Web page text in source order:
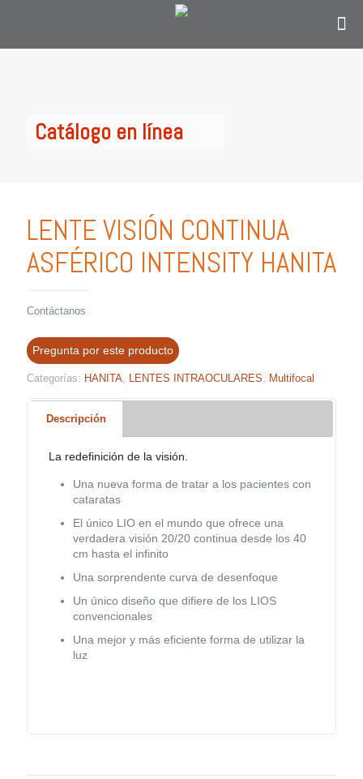
Catálogo en línea
LENTE VISIÓN CONTINUA
ASFÉRICO INTENSITY HANITA
Contáctanos
Pregunta por este producto
Categorías: HANITA LENTES INTRAOCULARES Multifocal
Descripción
La redefinición de la visión.
Una nueva forma de tratar a los pacientes con
cataratas
El único LIO en el mundo que ofrece una
verdadera visión 20/20 continua desde los 40
cm hasta el infinito
Una sorprendente curva de desenfoque
Un único diseño que difiere de los LIOS
convencionales
Una mejor y más eficiente forma de utilizar la
luz
solo si eres personal en el área de
administrativo del sector salud y estás en